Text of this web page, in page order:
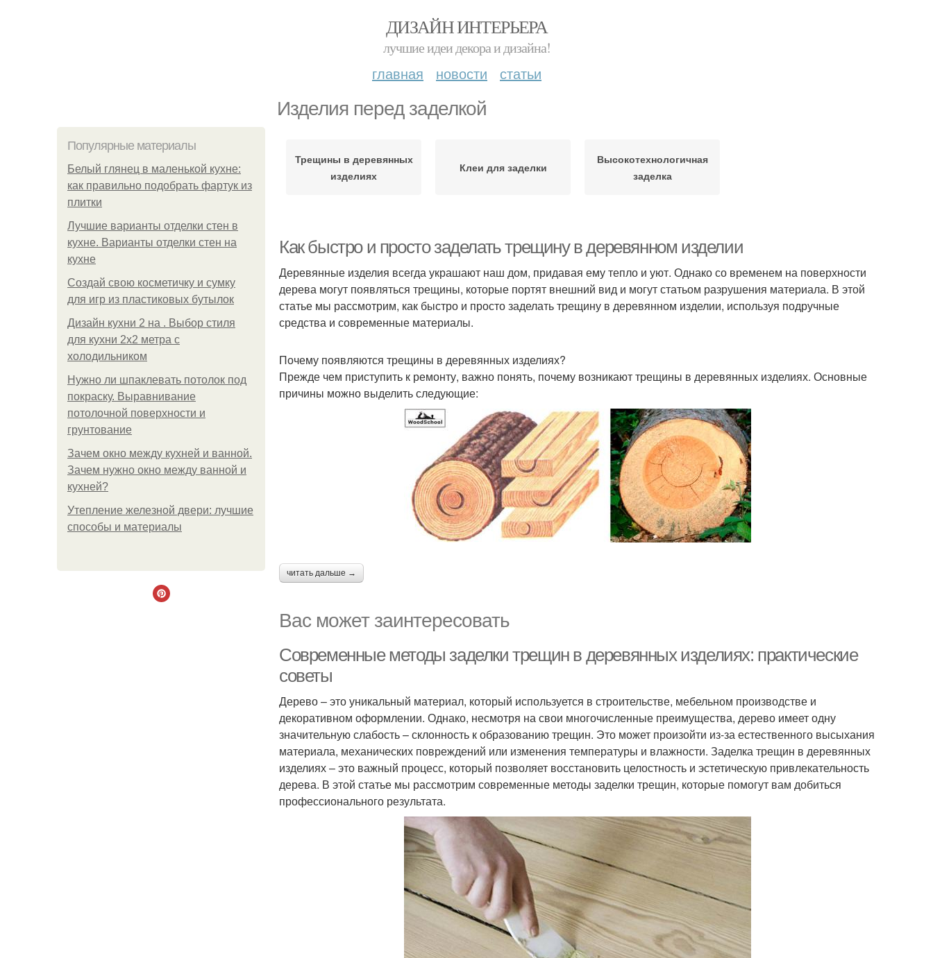
ДИЗАЙН ИНТЕРЬЕРА
лучшие идеи декора и дизайна!
главная новости статьи
Изделия перед заделкой
Популярные материалы
Белый глянец в маленькой кухне:
как правильно подобрать фартук из
плитки
Лучшие варианты отделки стен в
кухне. Варианты отделки стен на
кухне
Создай свою косметичку и сумку
для игр из пластиковых бутылок
Дизайн кухни 2 на . Выбор стиля
для кухни 2х2 метра с
холодильником
Нужно ли шпаклевать потолок под
покраску. Выравнивание
потолочной поверхности и
грунтование
Зачем окно между кухней и ванной.
Зачем нужно окно между ванной и
кухней?
Утепление железной двери: лучшие
способы и материалы
Трещины в деревянных
изделиях
Клеи для заделки
Высокотехнологичная
заделка
Как быстро и просто заделать трещину в деревянном изделии
Деревянные изделия всегда украшают наш дом, придавая ему тепло и уют. Однако со временем на поверхности
дерева могут появляться трещины, которые портят внешний вид и могут статьом разрушения материала. В этой
статье мы рассмотрим, как быстро и просто заделать трещину в деревянном изделии, используя подручные
средства и современные материалы.
Почему появляются трещины в деревянных изделиях?
Прежде чем приступить к ремонту, важно понять, почему возникают трещины в деревянных изделиях. Основные
причины можно выделить следующие:
читать дальше →
Вас может заинтересовать
Современные методы заделки трещин в деревянных изделиях: практические
советы
Дерево – это уникальный материал, который используется в строительстве, мебельном производстве и
декоративном оформлении. Однако, несмотря на свои многочисленные преимущества, дерево имеет одну
значительную слабость – склонность к образованию трещин. Это может произойти из-за естественного высыхания
материала, механических повреждений или изменения температуры и влажности. Заделка трещин в деревянных
изделиях – это важный процесс, который позволяет восстановить целостность и эстетическую привлекательность
дерева. В этой статье мы рассмотрим современные методы заделки трещин, которые помогут вам добиться
профессионального результата.